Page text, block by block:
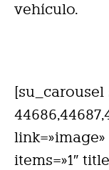
vehículo.
[su_carousel
link=»image»
items=»1″